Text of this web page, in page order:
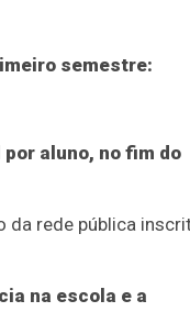
semestre:
aluno, no fim do
da rede pública
na escola e a